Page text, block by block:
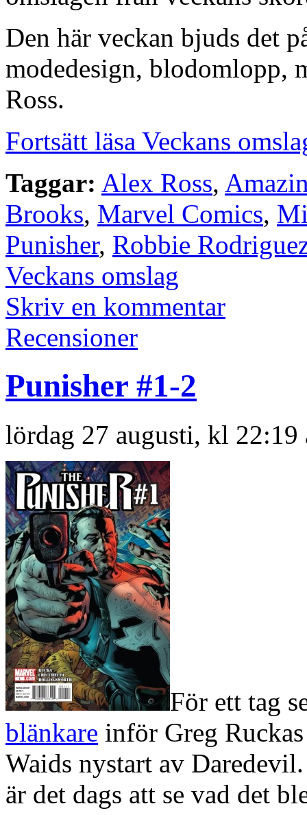
Den här veckan bjuds det
modedesign, blodomlopp,
Ross.
Fortsätt läsa Veckans
Taggar: Alex Ross,
Brooks, Marvel Comics,
Punisher, Robbie
Veckans omslag
Skriv en kommentar
Recensioner
Punisher #1-2
lördag 27 augusti, kl
För ett tag
blänkare inför Greg
Waids nystart av
är det dags att se vad det